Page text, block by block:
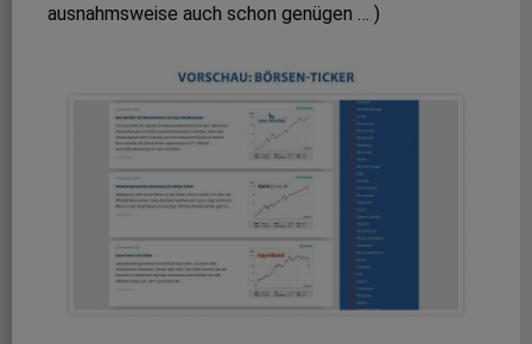
ausnahmsweise auch schon genügen … )